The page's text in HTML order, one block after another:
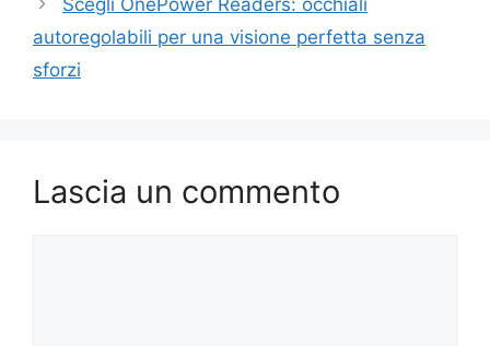
autoregolabili per una visione perfetta senza
sforzi
Lascia un commento